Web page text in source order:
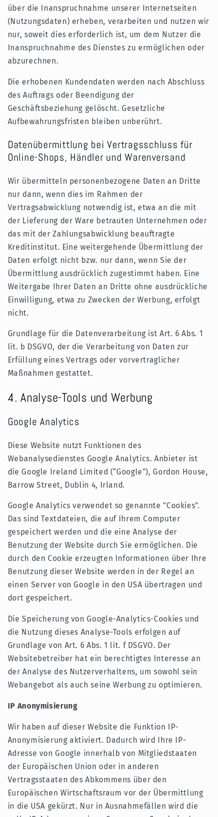
über die Inanspruchnahme unserer Internetseiten
(Nutzungsdaten) erheben, verarbeiten und nutzen wir
nur, soweit dies erforderlich ist, um dem Nutzer die
Inanspruchnahme des Dienstes zu ermöglichen oder
abzurechnen.
Die erhobenen Kundendaten werden nach Abschluss
des Auftrags oder Beendigung der
Geschäftsbeziehung gelöscht. Gesetzliche
Aufbewahrungsfristen bleiben unberührt.
Datenübermittlung bei Vertragsschluss für
Online-Shops, Händler und Warenversand
Wir übermitteln personenbezogene Daten an Dritte
nur dann, wenn dies im Rahmen der
Vertragsabwicklung notwendig ist, etwa an die mit
der Lieferung der Ware betrauten Unternehmen oder
das mit der Zahlungsabwicklung beauftragte
Kreditinstitut. Eine weitergehende Übermittlung der
Daten erfolgt nicht bzw. nur dann, wenn Sie der
Übermittlung ausdrücklich zugestimmt haben. Eine
Weitergabe Ihrer Daten an Dritte ohne ausdrückliche
Einwilligung, etwa zu Zwecken der Werbung, erfolgt
nicht.
Grundlage für die Datenverarbeitung ist Art. 6 Abs. 1
lit. b DSGVO, der die Verarbeitung von Daten zur
Erfüllung eines Vertrags oder vorvertraglicher
Maßnahmen gestattet.
4. Analyse-Tools und Werbung
Google Analytics
Diese Website nutzt Funktionen des
Webanalysedienstes Google Analytics. Anbieter ist
die Google Ireland Limited (“Google”), Gordon House,
Barrow Street, Dublin 4, Irland.
Google Analytics verwendet so genannte "Cookies".
Das sind Textdateien, die auf Ihrem Computer
gespeichert werden und die eine Analyse der
Benutzung der Website durch Sie ermöglichen. Die
durch den Cookie erzeugten Informationen über Ihre
Benutzung dieser Website werden in der Regel an
einen Server von Google in den USA übertragen und
dort gespeichert.
Die Speicherung von Google-Analytics-Cookies und
die Nutzung dieses Analyse-Tools erfolgen auf
Grundlage von Art. 6 Abs. 1 lit. f DSGVO. Der
Websitebetreiber hat ein berechtigtes Interesse an
der Analyse des Nutzerverhaltens, um sowohl sein
Webangebot als auch seine Werbung zu optimieren.
IP Anonymisierung
Wir haben auf dieser Website die Funktion IP-
Anonymisierung aktiviert. Dadurch wird Ihre IP-
Adresse von Google innerhalb von Mitgliedstaaten
der Europäischen Union oder in anderen
Vertragsstaaten des Abkommens über den
Europäischen Wirtschaftsraum vor der Übermittlung
in die USA gekürzt. Nur in Ausnahmefällen wird die